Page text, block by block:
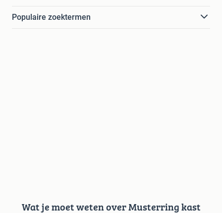
Populaire zoektermen
Wat je moet weten over Musterring kast